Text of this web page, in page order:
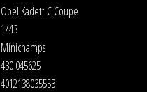
Opel Kadett C Coupe
1/43
Minichamps
430 045625
4012138035553